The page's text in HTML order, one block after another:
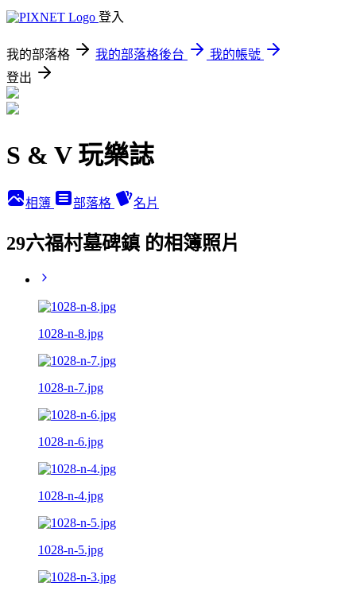
登入
我的部落格 我的部落格後台
我的帳號
登出
S & V 玩樂誌
相簿 部落格 名片
29六福村墓碑鎮 的相簿照片
1028-n-8.jpg
1028-n-7.jpg
1028-n-6.jpg
1028-n-4.jpg
1028-n-5.jpg